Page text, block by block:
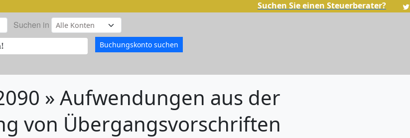
Suchen Sie einen Steuerberater?
Suchen in
» Aufwendungen aus der
von Übergangsvorschriften